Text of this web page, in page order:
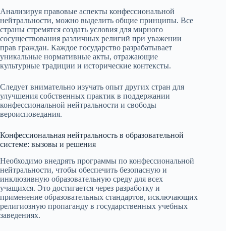
Анализируя правовые аспекты конфессиональной
нейтральности, можно выделить общие принципы. Все
страны стремятся создать условия для мирного
сосуществования различных религий при уважении
прав граждан. Каждое государство разрабатывает
уникальные нормативные акты, отражающие
культурные традиции и исторические контексты.
Следует внимательно изучать опыт других стран для
улучшения собственных практик в поддержании
конфессиональной нейтральности и свободы
вероисповедания.
Конфессиональная нейтральность в образовательной
системе: вызовы и решения
Необходимо внедрять программы по конфессиональной
нейтральности, чтобы обеспечить безопасную и
инклюзивную образовательную среду для всех
учащихся. Это достигается через разработку и
применение образовательных стандартов, исключающих
религиозную пропаганду в государственных учебных
заведениях.